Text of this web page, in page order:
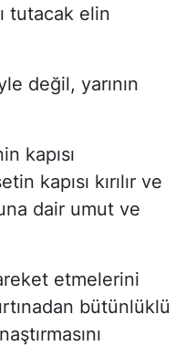
tutacak elin
değil, yarının
kapısı
kapısı kırılır ve
dair umut ve
etmelerini
bütünlüklü